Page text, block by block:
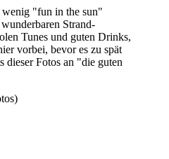
wenig "fun in the sun"
Strand-
Tunes und guten Drinks,
vorbei, bevor es zu spät
dieser Fotos an "die guten